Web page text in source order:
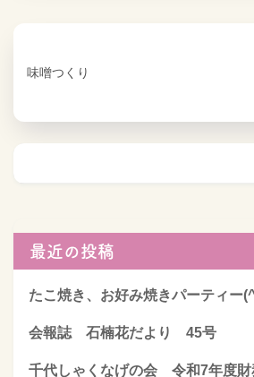
味噌つくり
最近の投稿
たこ焼き、お好み焼きパーティー
会報誌 石楠花だより 45号
千代しゃくなげの会 令和7年度財